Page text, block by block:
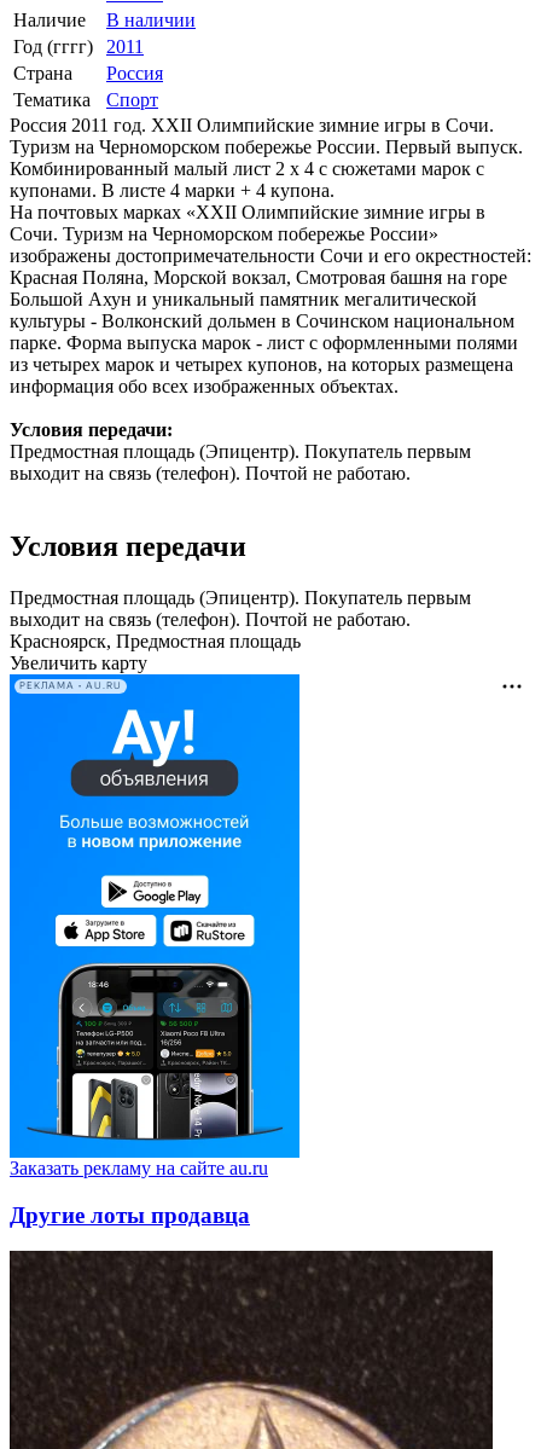
Наличие
В наличии
Год (гггг)
2011
Страна
Россия
Тематика
Спорт
Россия 2011 год. XXII Олимпийские зимние игры в Сочи.
Туризм на Черноморском побережье России. Первый выпуск.
Комбинированный малый лист 2 х 4 с сюжетами марок с
купонами. В листе 4 марки + 4 купона.
На почтовых марках «ХХII Олимпийские зимние игры в
Сочи. Туризм на Черноморском побережье России»
изображены достопримечательности Сочи и его окрестностей:
Красная Поляна, Морской вокзал, Смотровая башня на горе
Большой Ахун и уникальный памятник мегалитической
культуры - Волконский дольмен в Сочинском национальном
парке. Форма выпуска марок - лист с оформленными полями
из четырех марок и четырех купонов, на которых размещена
информация обо всех изображенных объектах.
Условия передачи:
Предмостная площадь (Эпицентр). Покупатель первым
выходит на связь (телефон). Почтой не работаю.
Условия передачи
Предмостная площадь (Эпицентр). Покупатель первым
выходит на связь (телефон). Почтой не работаю.
Красноярск, Предмостная площадь
Увеличить карту
РЕКЛАМА • AU.RU
Заказать рекламу на сайте au.ru
Другие лоты продавца